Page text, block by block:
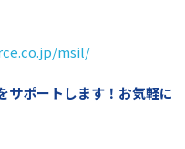
msil/
サポートします！お気軽に